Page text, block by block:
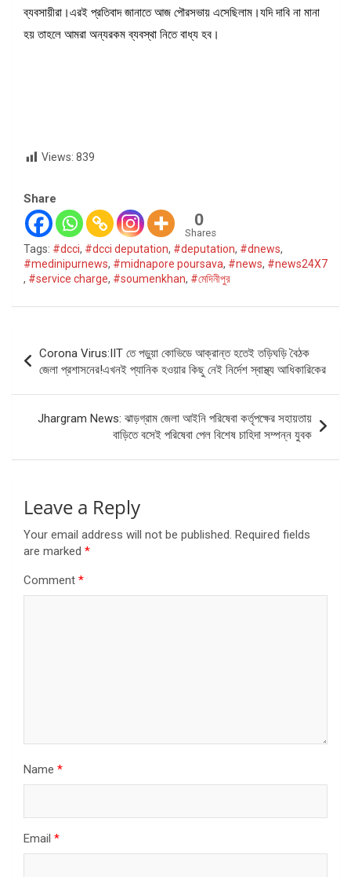
ব্যবসায়ীরা।এরই প্রতিবাদ জানাতে আজ পৌরসভায় এসেছিলাম।যদি দাবি না মানা
হয় তাহলে আমরা অন্যরকম ব্যবস্থা নিতে বাধ্য হব।
Views: 839
Share
0
Shares
Tags: #dcci, #dcci deputation, #deputation, #dnews,
#medinipurnews, #midnapore poursava, #news, #news24X7
, #service charge, #soumenkhan, #মেদিনীপুর
navigation
Corona Virus:IIT তে পড়ুয়া কোভিডে আক্রান্ত হতেই তড়িঘড়ি বৈঠক
জেলা প্রশাসনের!এখনই প্যানিক হওয়ার কিছু নেই নির্দেশ স্বাস্থ্য আধিকারিকের
Jhargram News: ঝাড়গ্রাম জেলা আইনি পরিষেবা কর্তৃপক্ষের সহায়তায়
বাড়িতে বসেই পরিষেবা পেল বিশেষ চাহিদা সম্পন্ন যুবক
Leave a Reply
Your email address will not be published. Required fields
are marked *
Comment *
Name *
Email *